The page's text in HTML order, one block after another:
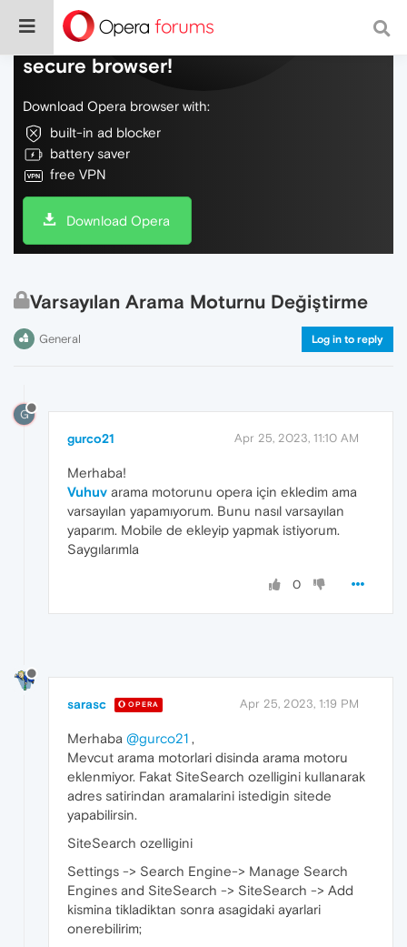
Do more on the web, with a fast and
secure browser!
Download Opera browser with:
built-in ad blocker
battery saver
free VPN
Download Opera
Varsayılan Arama Moturnu Değiştirme
General Log in to reply
G
gurco21 Apr 25, 2023, 11:10 AM
Merhaba!
Vuhuv arama motorunu opera için ekledim ama
varsayılan yapamıyorum. Bunu nasıl varsayılan
yaparım. Mobile de ekleyip yapmak istiyorum.
Saygılarımla
0
sarasc OPERA Apr 25, 2023, 1:19 PM
Merhaba @gurco21 ,
Mevcut arama motorlari disinda arama motoru
eklenmiyor. Fakat SiteSearch ozelligini kullanarak
adres satirindan aramalarini istedigin sitede
yapabilirsin.
SiteSearch ozelligini
Settings -> Search Engine-> Manage Search
Engines and SiteSearch -> SiteSearch -> Add
kismina tikladiktan sonra asagidaki ayarlari
onerebilirim;